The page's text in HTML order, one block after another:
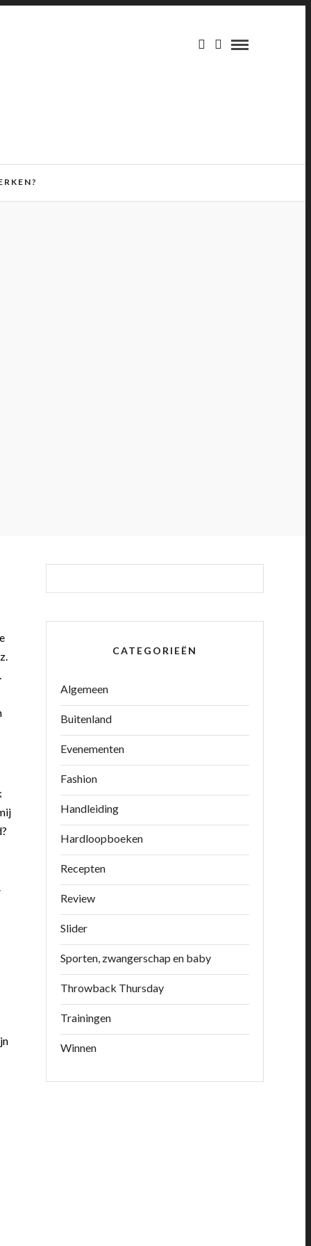
CATEGORIEËN
Algemeen
Buitenland
Evenementen
Fashion
Handleiding
Hardloopboeken
Recepten
Review
Slider
Sporten, zwangerschap en baby
Throwback Thursday
Trainingen
Winnen